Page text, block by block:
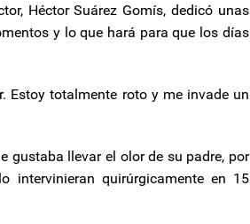
Héctor Suárez Gomís, dedicó unas
y lo que hará para que los días
Estoy totalmente roto y me invade un
gustaba llevar el olor de su padre, por
intervinieran quirúrgicamente en 15